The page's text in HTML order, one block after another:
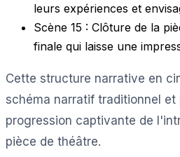
leurs expériences et
Scène 15 : Clôture de la
finale qui laisse une
Cette structure narrative en
schéma narratif traditionnel et
progression captivante de
pièce de théâtre.